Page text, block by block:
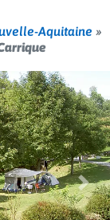
Aquitaine »